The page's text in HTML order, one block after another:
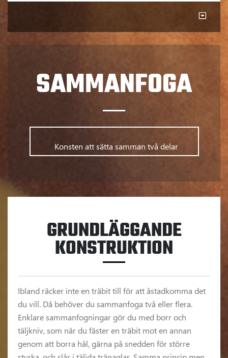
SAMMANFOGA
      	Konsten att sätta samman två delar
GRUNDLÄGGANDE
KONSTRUKTION
Ibland räcker inte en träbit till för att åstadkomma det
du vill. Då behöver du sammanfoga två eller flera.
Enklare sammanfogningar gör du med borr och
täljkniv, som när du fäster en träbit mot en annan
genom att borra hål, gärna på snedden för större